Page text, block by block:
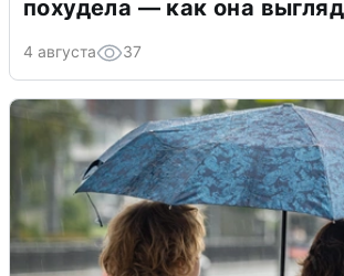
похудела — как она
4 августа 37